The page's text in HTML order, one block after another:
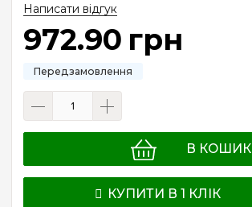
Написати відгук
972.90 грн
В КОШИК
КУПИТИ В 1 КЛІК